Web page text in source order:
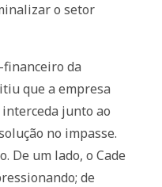
o setor
da
que a empresa
junto ao
no impasse.
De um lado, o Cade
de